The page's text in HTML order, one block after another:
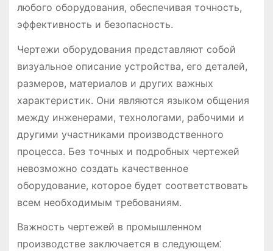
любого оборудования, обеспечивая точность,
эффективность и безопасность.
Чертежи оборудования представляют собой
визуальное описание устройства, его деталей,
размеров, материалов и других важных
характеристик. Они являются языком общения
между инженерами, технологами, рабочими и
другими участниками производственного
процесса. Без точных и подробных чертежей
невозможно создать качественное
оборудование, которое будет соответствовать
всем необходимым требованиям.
Важность чертежей в промышленном
производстве заключается в следующем⁚